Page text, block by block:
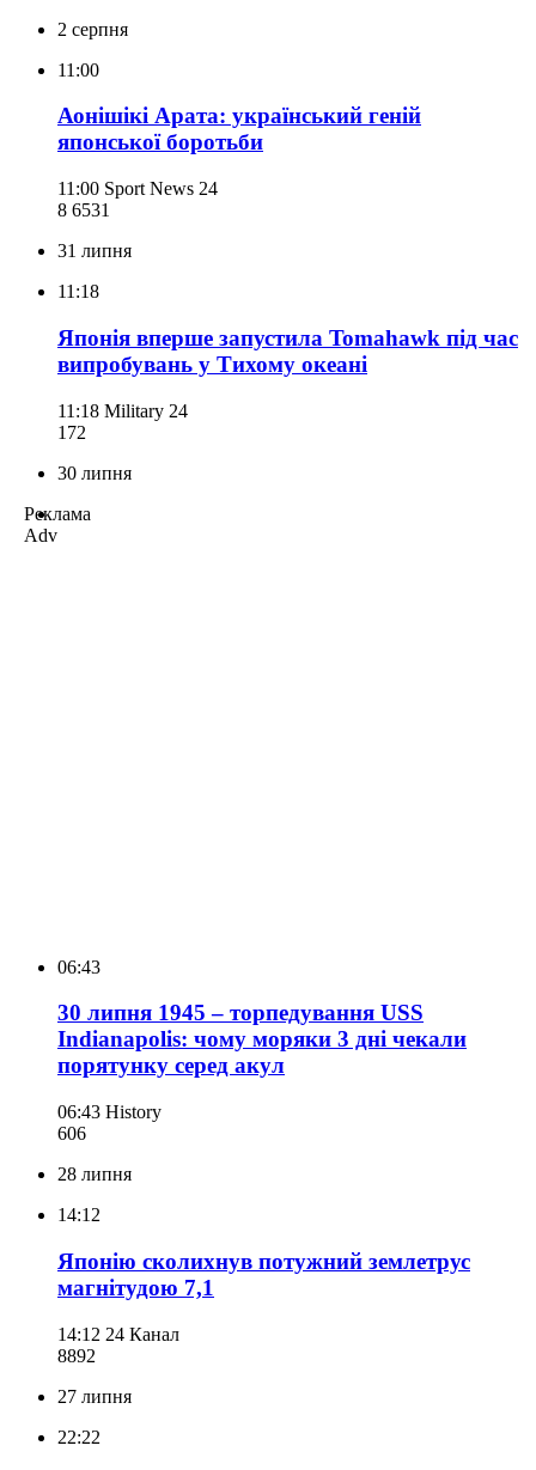
2 серпня
11:00
Аонішікі Арата: український геній
японської боротьби
11:00 Sport News 24
8 6531
31 липня
11:18
Японія вперше запустила Tomahawk під час
випробувань у Тихому океані
11:18 Military 24
172
30 липня
Реклама
Adv
06:43
30 липня 1945 – торпедування USS
Indianapolis: чому моряки 3 дні чекали
порятунку серед акул
06:43 History
606
28 липня
14:12
Японію сколихнув потужний землетрус
магнітудою 7,1
14:12 24 Канал
8892
27 липня
22:22